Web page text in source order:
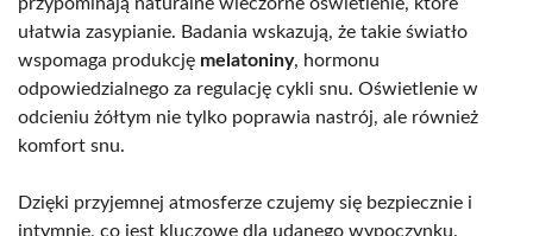
ułatwia zasypianie. Badania wskazują, że takie światło
wspomaga produkcję melatoniny, hormonu
odpowiedzialnego za regulację cykli snu. Oświetlenie w
odcieniu żółtym nie tylko poprawia nastrój, ale również
komfort snu.
Dzięki przyjemnej atmosferze czujemy się bezpiecznie i
intymnie, co jest kluczowe dla udanego wypoczynku.